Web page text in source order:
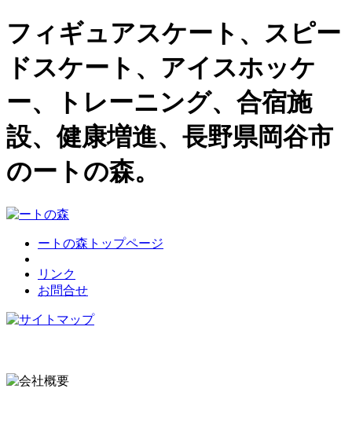
フィギュアスケート、スピー
ドスケート、アイスホッケ
ー、トレーニング、合宿施
設、健康増進、長野県岡谷市
のートの森。
ートの森トップページ
リンク
お問合せ